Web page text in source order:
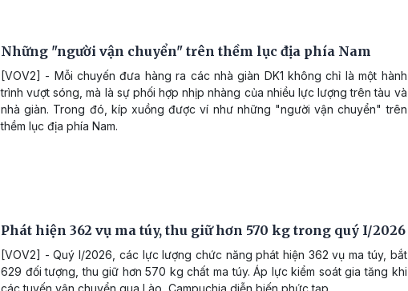
Những "người vận chuyển" trên thềm lục địa phía Nam
[VOV2] - Mỗi chuyến đưa hàng ra các nhà giàn DK1 không chỉ là một hành
trình vượt sóng, mà là sự phối hợp nhịp nhàng của nhiều lực lượng trên tàu và
nhà giàn. Trong đó, kíp xuồng được ví như những "người vận chuyển" trên
thềm lục địa phía Nam.
Phát hiện 362 vụ ma túy, thu giữ hơn 570 kg trong quý I/2026
[VOV2] - Quý I/2026, các lực lượng chức năng phát hiện 362 vụ ma túy, bắt
629 đối tượng, thu giữ hơn 570 kg chất ma túy. Áp lực kiểm soát gia tăng khi